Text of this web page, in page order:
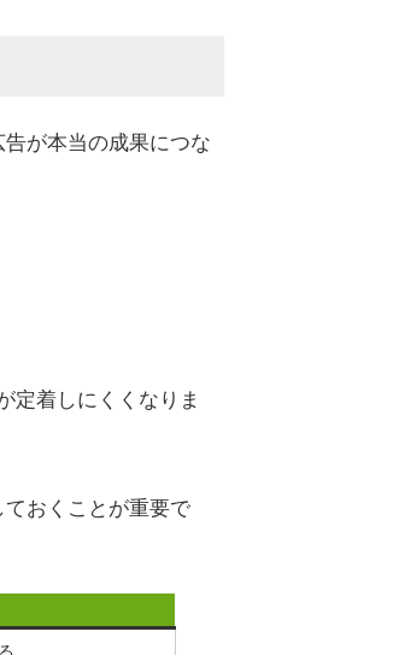
が本当の成果につな
定着しにくくなりま
おくことが重要で